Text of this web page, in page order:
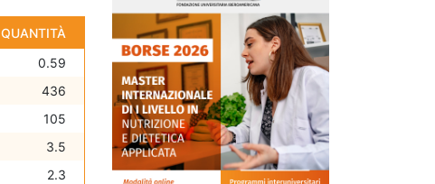
QUANTITÀ
0.59
436
105
3.5
2.3